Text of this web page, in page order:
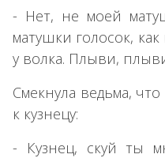
- Нет, не моей
матушки голосок,
у волка. Плыви,
Смекнула ведьма,
к кузнецу:
- Кузнец, скуй ты